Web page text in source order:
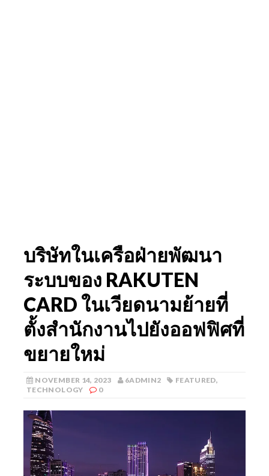
บริษัทในเครือฝ่ายพัฒนา
ระบบของ RAKUTEN
CARD ในเวียดนามย้ายที่
ตั้งสำนักงานไปยังออฟฟิศที่
ขยายใหม่
NOVEMBER 14, 2023 6ADMIN2 FEATURED,
TECHNOLOGY
0